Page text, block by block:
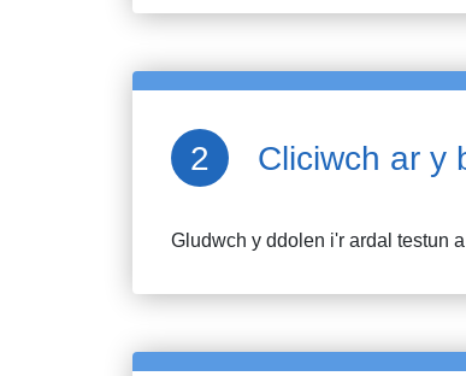
Cliciwch ar y
Gludwch y ddolen i'r ardal testun